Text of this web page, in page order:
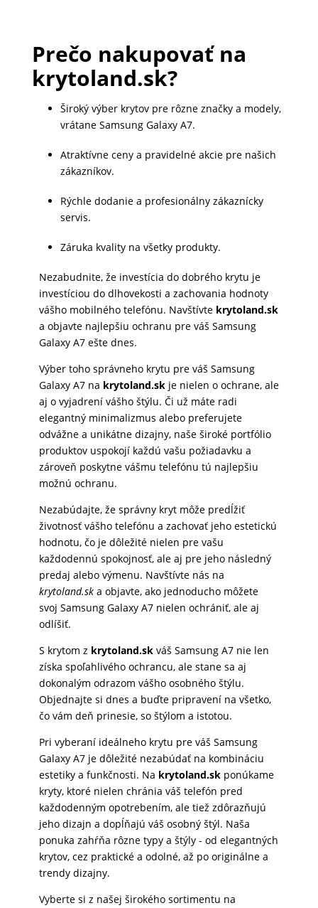
Prečo nakupovať na
krytoland.sk?
Široký výber krytov pre rôzne značky a modely,
vrátane Samsung Galaxy A7.
Atraktívne ceny a pravidelné akcie pre našich
zákazníkov.
Rýchle dodanie a profesionálny zákaznícky
servis.
Záruka kvality na všetky produkty.
Nezabudnite, že investícia do dobrého krytu je
investíciou do dlhovekosti a zachovania hodnoty
vášho mobilného telefónu. Navštívte krytoland.sk
a objavte najlepšiu ochranu pre váš Samsung
Galaxy A7 ešte dnes.
Výber toho správneho krytu pre váš Samsung
Galaxy A7 na krytoland.skje nielen o ochrane, ale
aj o vyjadrení vášho štýlu. Či už máte radi
elegantný minimalizmus alebo preferujete
odvážne a unikátne dizajny, naše široké portfólio
produktov uspokojí každú vašu požiadavku a
zároveň poskytne vášmu telefónu tú najlepšiu
možnú ochranu.
Nezabúdajte, že správny kryt môže predĺžiť
životnosť vášho telefónu a zachovať jeho estetickú
hodnotu, čo je dôležité nielen pre vašu
každodennú spokojnosť, ale aj pre jeho následný
predaj alebo výmenu. Navštívte nás na
krytoland.ska objavte, ako jednoducho môžete
svoj Samsung Galaxy A7 nielen ochrániť, ale aj
odlíšiť.
S krytom z krytoland.skváš Samsung A7 nie len
získa spoľahlivého ochrancu, ale stane sa aj
dokonalým odrazom vášho osobného štýlu.
Objednajte si dnes a buďte pripravení na všetko,
čo vám deň prinesie, so štýlom a istotou.
Pri vyberaní ideálneho krytu pre váš Samsung
Galaxy A7 je dôležité nezabúdať na kombináciu
estetiky a funkčnosti. Na krytoland.skponúkame
kryty, ktoré nielen chránia váš telefón pred
každodenným opotrebením, ale tiež zdôrazňujú
jeho dizajn a dopĺňajú váš osobný štýl. Naša
ponuka zahŕňa rôzne typy a štýly - od elegantných
krytov, cez praktické a odolné, až po originálne a
trendy dizajny.
Vyberte si z našej širokého sortimentu na